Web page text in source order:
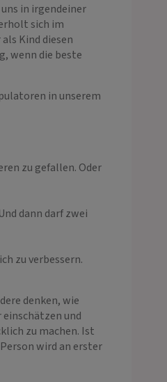
in irgendeiner
sich im
Kind diesen
wenn die beste
in unserem
zu gefallen. Oder
dann darf zwei
zu verbessern.
denken, wie
und
zu machen. Ist
wird an erster